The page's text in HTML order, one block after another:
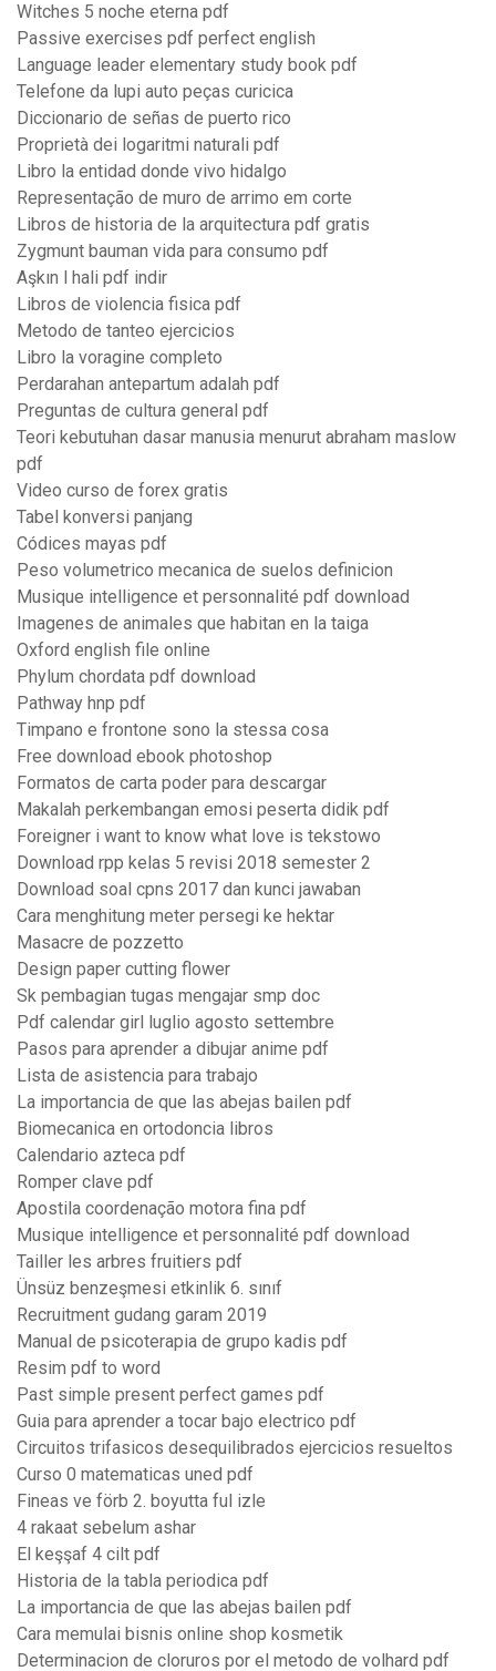
Witches 5 noche eterna pdf
Passive exercises pdf perfect english
Language leader elementary study book pdf
Telefone da lupi auto peças curicica
Diccionario de señas de puerto rico
Proprietà dei logaritmi naturali pdf
Libro la entidad donde vivo hidalgo
Representação de muro de arrimo em corte
Libros de historia de la arquitectura pdf gratis
Zygmunt bauman vida para consumo pdf
Aşkın l hali pdf indir
Libros de violencia fisica pdf
Metodo de tanteo ejercicios
Libro la voragine completo
Perdarahan antepartum adalah pdf
Preguntas de cultura general pdf
Teori kebutuhan dasar manusia menurut abraham maslow
pdf
Video curso de forex gratis
Tabel konversi panjang
Códices mayas pdf
Peso volumetrico mecanica de suelos definicion
Musique intelligence et personnalité pdf download
Imagenes de animales que habitan en la taiga
Oxford english file online
Phylum chordata pdf download
Pathway hnp pdf
Timpano e frontone sono la stessa cosa
Free download ebook photoshop
Formatos de carta poder para descargar
Makalah perkembangan emosi peserta didik pdf
Foreigner i want to know what love is tekstowo
Download rpp kelas 5 revisi 2018 semester 2
Download soal cpns 2017 dan kunci jawaban
Cara menghitung meter persegi ke hektar
Masacre de pozzetto
Design paper cutting flower
Sk pembagian tugas mengajar smp doc
Pdf calendar girl luglio agosto settembre
Pasos para aprender a dibujar anime pdf
Lista de asistencia para trabajo
La importancia de que las abejas bailen pdf
Biomecanica en ortodoncia libros
Calendario azteca pdf
Romper clave pdf
Apostila coordenação motora fina pdf
Musique intelligence et personnalité pdf download
Tailler les arbres fruitiers pdf
Ünsüz benzeşmesi etkinlik 6. sınıf
Recruitment gudang garam 2019
Manual de psicoterapia de grupo kadis pdf
Resim pdf to word
Past simple present perfect games pdf
Guia para aprender a tocar bajo electrico pdf
Circuitos trifasicos desequilibrados ejercicios resueltos
Curso 0 matematicas uned pdf
Fineas ve förb 2. boyutta ful izle
4 rakaat sebelum ashar
El keşşaf 4 cilt pdf
Historia de la tabla periodica pdf
La importancia de que las abejas bailen pdf
Cara memulai bisnis online shop kosmetik
Determinacion de cloruros por el metodo de volhard pdf